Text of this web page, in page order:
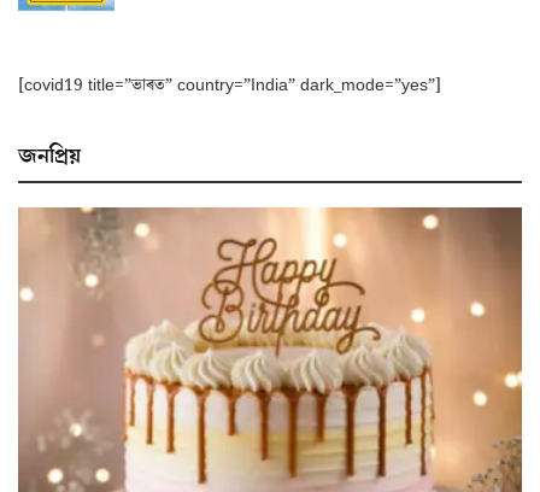
[covid19 title=”ভাৰত” country=”India” dark_mode=”yes”]
জনপ্ৰিয়